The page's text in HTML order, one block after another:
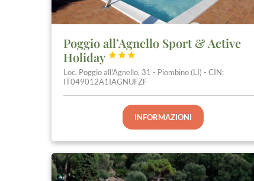
Poggio all’Agnello Sport & Active
Holiday



Loc. Poggio all'Agnello, 31 - Piombino (LI) - CIN:
IT049012A1IAGNUFZF
INFORMAZIONI